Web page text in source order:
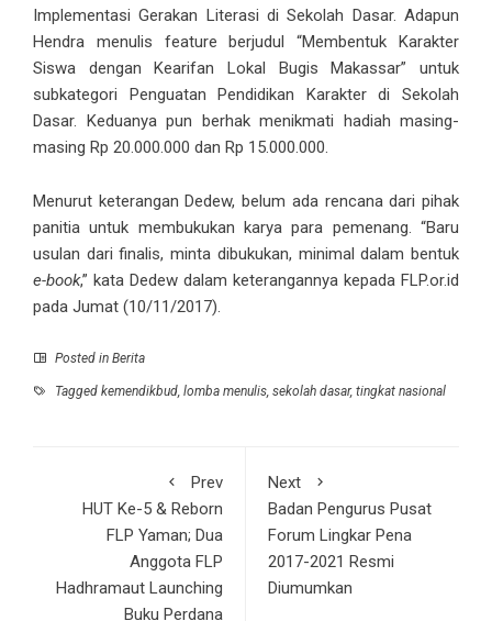
Implementasi Gerakan Literasi di Sekolah Dasar. Adapun
Hendra menulis feature berjudul “Membentuk Karakter
Siswa dengan Kearifan Lokal Bugis Makassar” untuk
subkategori Penguatan Pendidikan Karakter di Sekolah
Dasar. Keduanya pun berhak menikmati hadiah masing-
masing Rp 20.000.000 dan Rp 15.000.000.
Menurut keterangan Dedew, belum ada rencana dari pihak
panitia untuk membukukan karya para pemenang. “Baru
usulan dari finalis, minta dibukukan, minimal dalam bentuk
e-book,” kata Dedew dalam keterangannya kepada FLP.or.id
pada Jumat (10/11/2017).
Posted in Berita
Tagged kemendikbud, lomba menulis, sekolah dasar, tingkat nasional
Prev
HUT Ke-5 & Reborn
FLP Yaman; Dua
Anggota FLP
Hadhramaut Launching
Buku Perdana
Next
Badan Pengurus Pusat
Forum Lingkar Pena
2017-2021 Resmi
Diumumkan